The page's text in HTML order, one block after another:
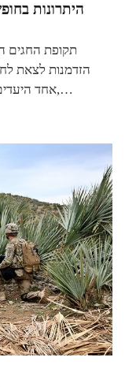
היתרונות
תקופת החגים
הזדמנות לצאת
אחד היעדים המרתקים לחופשה משפחתית הוא קניה,…